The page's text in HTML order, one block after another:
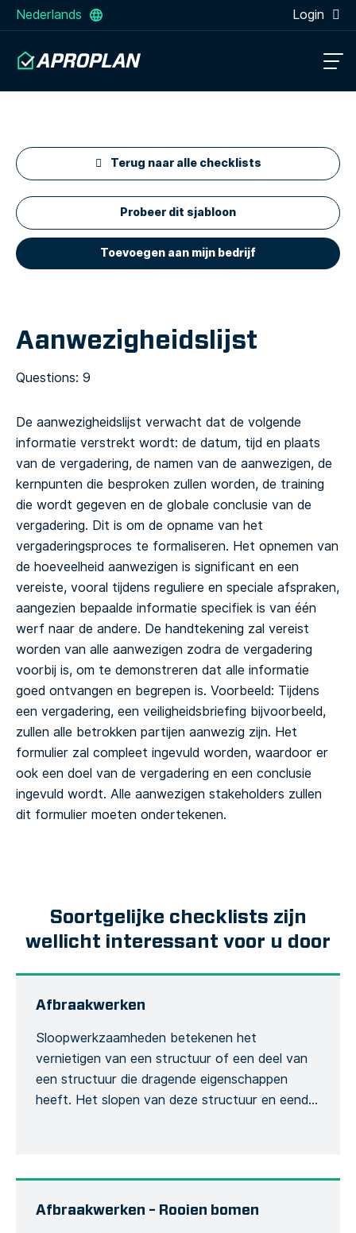
Nederlands Login
Terug naar alle checklists
Probeer dit sjabloon
Toevoegen aan mijn bedrijf
Aanwezigheidslijst
Questions: 9
De aanwezigheidslijst verwacht dat de volgende
informatie verstrekt wordt: de datum, tijd en plaats
van de vergadering, de namen van de aanwezigen, de
kernpunten die besproken zullen worden, de training
die wordt gegeven en de globale conclusie van de
vergadering. Dit is om de opname van het
vergaderingsproces te formaliseren. Het opnemen van
de hoeveelheid aanwezigen is significant en een
vereiste, vooral tijdens reguliere en speciale afspraken,
aangezien bepaalde informatie specifiek is van één
werf naar de andere. De handtekening zal vereist
worden van alle aanwezigen zodra de vergadering
voorbij is, om te demonstreren dat alle informatie
goed ontvangen en begrepen is. Voorbeeld: Tijdens
een vergadering, een veiligheidsbriefing bijvoorbeeld,
zullen alle betrokken partijen aanwezig zijn. Het
formulier zal compleet ingevuld worden, waardoor er
ook een doel van de vergadering en een conclusie
ingevuld wordt. Alle aanwezigen stakeholders zullen
dit formulier moeten ondertekenen.
Soortgelijke checklists zijn
wellicht interessant voor u door
Afbraakwerken
Sloopwerkzaamheden betekenen het
vernietigen van een structuur of een deel van
een structuur die dragende eigenschappen
heeft. Het slopen van deze structuur en eender
sjabloon kan gebruikt worden om een
gedetailleerd sloopformulier te creëren […]
Afbraakwerken – Rooien bomen